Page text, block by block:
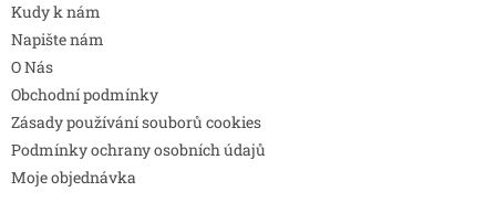
Kudy k nám
Napište nám
O Nás
Obchodní podmínky
Zásady používání souborů cookies
Podmínky ochrany osobních údajů
Moje objednávka